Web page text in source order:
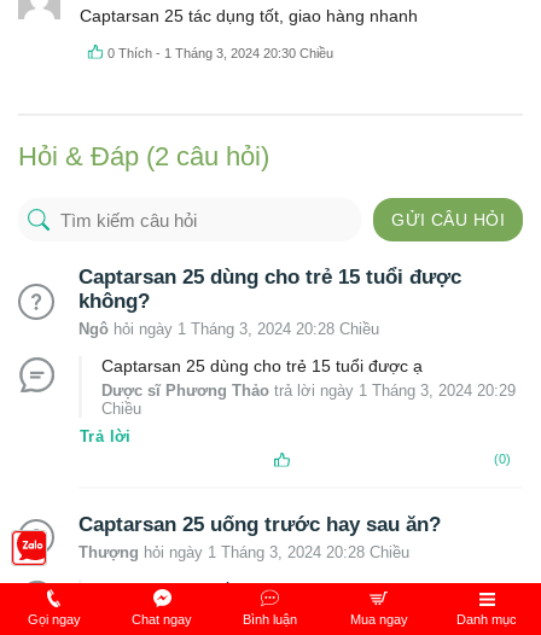
Được xếp
hạng55
sao
Captarsan 25 tác dụng tốt, giao hàng nhanh
0 Thích - 1 Tháng 3, 2024 20:30 Chiều
Hỏi & Đáp (2 câu hỏi)
GỬI CÂU HỎI
Captarsan 25 dùng cho trẻ 15 tuổi được
không?
Ngô hỏi ngày 1 Tháng 3, 2024 20:28 Chiều
Captarsan 25 dùng cho trẻ 15 tuổi được ạ
Dược sĩ Phương Thảo trả lời ngày 1 Tháng 3, 2024 20:29
Chiều
Trả lời
(0)
Captarsan 25 uống trước hay sau ăn?
Thượng hỏi ngày 1 Tháng 3, 2024 20:28 Chiều
Captarsan 25 uống 1 giờ trước bữa ăn.
Dược sĩ Phương Thảo trả lời ngày 1 Tháng 3, 2024 20:29
Gọi ngay Chat ngay Bình luận Mua ngay Danh mục